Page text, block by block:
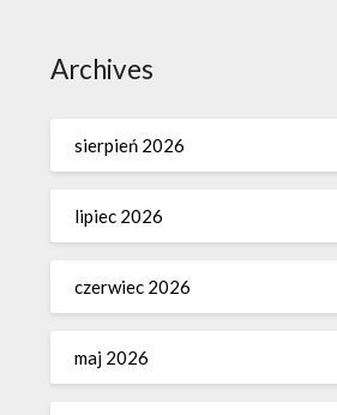
Archives
sierpień 2026
lipiec 2026
czerwiec 2026
maj 2026